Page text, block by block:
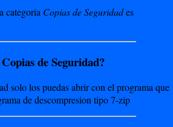
categoria Copias de Seguridades
de Seguridad?
solo los puedas abrir con el programa que
de descompresion tipo 7-zip